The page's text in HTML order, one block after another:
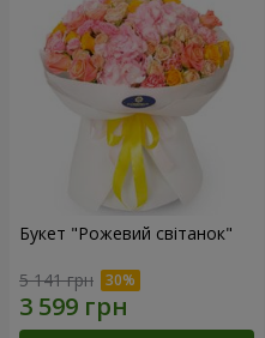
Букет "Рожевий світанок"
5 141 грн